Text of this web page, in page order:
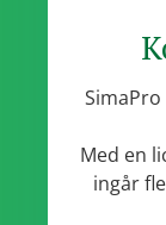
Med en
ingår